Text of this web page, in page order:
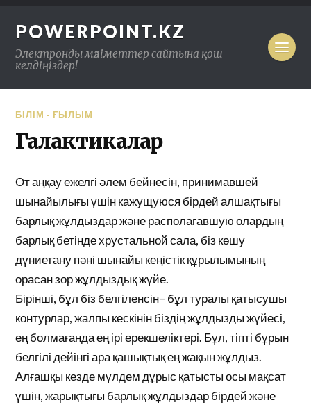
POWERPOINT.KZ
Электронды мәліметтер сайтына қош
келдіңіздер!
БІЛІМ - ҒЫЛЫМ
Галактикалар
От аңқау ежелгі әлем бейнесін, принимавшей
шынайылығы үшін кажущуюся бірдей алшақтығы
барлық жұлдыздар және располагавшую олардың
барлық бетінде хрустальной сала, біз көшу
дүниетану пәні шынайы кеңістік құрылымының
орасан зор жұлдыздық жүйе.
Бірінші, бұл біз белгіленсін– бұл туралы қатысушы
контурлар, жалпы кескінін біздің жұлдызды жүйесі,
ең болмағанда ең ірі ерекшеліктері. Бұл, тіпті бұрын
белгілі дейінгі ара қашықтық ең жақын жұлдыз.
Алғашқы кезде мүлдем дұрыс қатысты осы мақсат
үшін, жарықтығы барлық жұлдыздар бірдей және